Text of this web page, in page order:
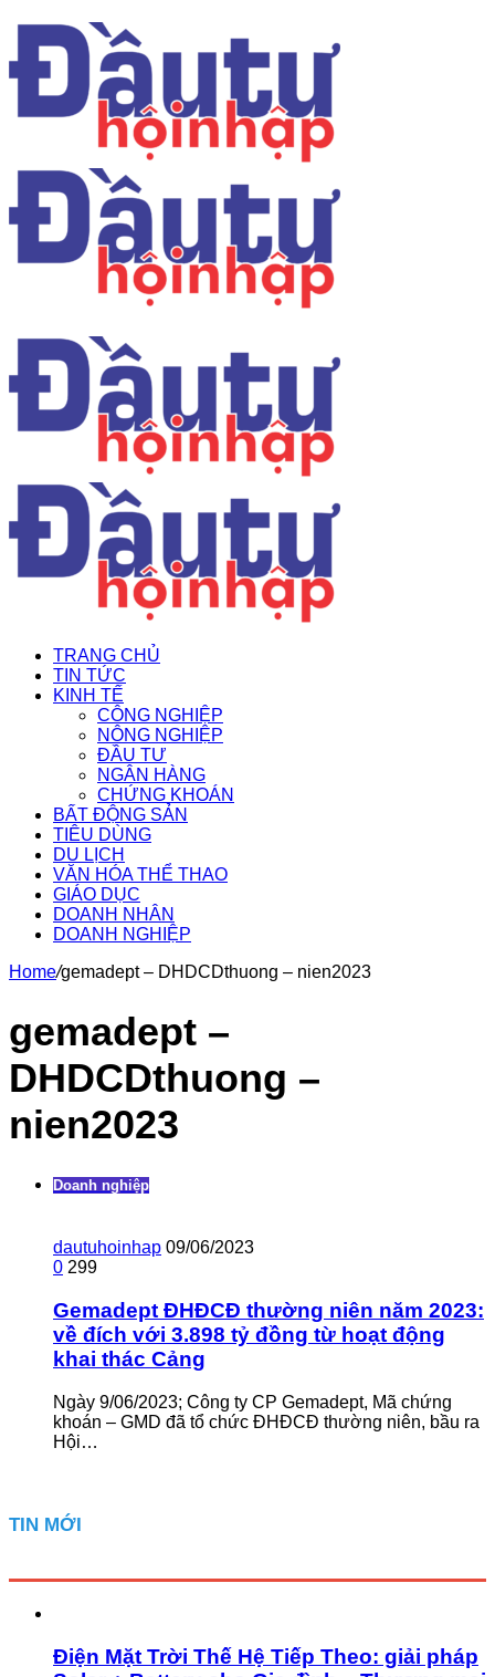
TRANG CHỦ
TIN TỨC
KINH TẾ
CÔNG NGHIỆP
NÔNG NGHIỆP
ĐẦU TƯ
NGÂN HÀNG
CHỨNG KHOÁN
BẤT ĐỘNG SẢN
TIÊU DÙNG
DU LỊCH
VĂN HÓA THỂ THAO
GIÁO DỤC
DOANH NHÂN
DOANH NGHIỆP
Home/gemadept – DHDCDthuong – nien2023
gemadept –
DHDCDthuong –
nien2023
Doanh nghiệp
dautuhoinhap 09/06/2023
0 299
Gemadept ĐHĐCĐ thường niên năm 2023:
về đích với 3.898 tỷ đồng từ hoạt động
khai thác Cảng
Ngày 9/06/2023; Công ty CP Gemadept, Mã chứng
khoán – GMD đã tổ chức ĐHĐCĐ thường niên, bầu ra
Hội…
TIN MỚI
Điện Mặt Trời Thế Hệ Tiếp Theo: giải pháp